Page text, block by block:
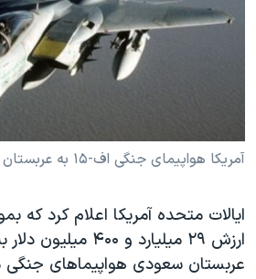
فرهنگ و زندگی
حقوق شهروندی
آرشیو پخش زنده
مستندها
انتخابات ریاست جمهوری آمریکا ۲۰۲۴
حمله جمهوری اسلامی به اسرائیل
ورزش زنان در ایران
مجموعه مستندهای دادخواهی
تریبونال مردمی آبان ۹۸
دنبال کنید
زبانهای مختلف
آمريکا هواپيمای جنگی اف-۱۵ به عربستان می فروشد
ایالات متحده آمريکا اعلام کرد که
ارزش ۲۹ ميليارد و ۴۰۰
عربستان سعودی هواپيماهای